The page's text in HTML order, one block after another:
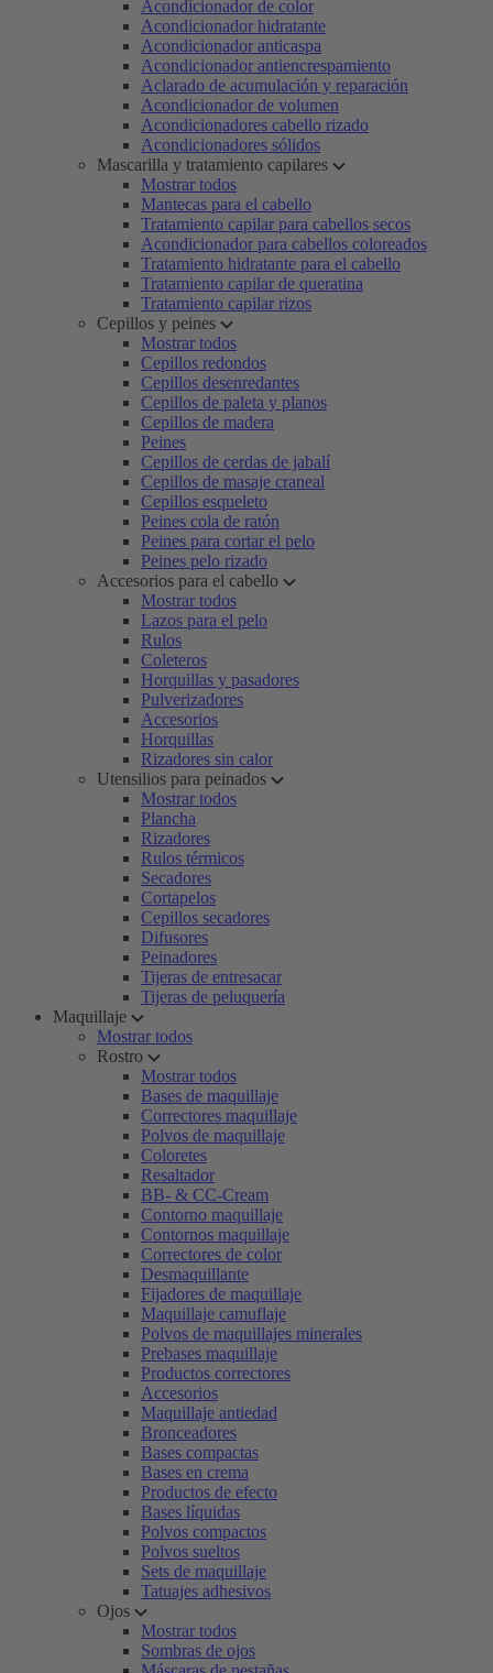
Acondicionador de color
Acondicionador hidratante
Acondicionador anticaspa
Acondicionador antiencrespamiento
Aclarado de acumulación y reparación
Acondicionador de volumen
Acondicionadores cabello rizado
Acondicionadores sólidos
Mascarilla y tratamiento capilares
Mostrar todos
Mantecas para el cabello
Tratamiento capilar para cabellos secos
Acondicionador para cabellos coloreados
Tratamiento hidratante para el cabello
Tratamiento capilar de queratina
Tratamiento capilar rizos
Cepillos y peines
Mostrar todos
Cepillos redondos
Cepillos desenredantes
Cepillos de paleta y planos
Cepillos de madera
Peines
Cepillos de cerdas de jabalí
Cepillos de masaje craneal
Cepillos esqueleto
Peines cola de ratón
Peines para cortar el pelo
Peines pelo rizado
Accesorios para el cabello
Mostrar todos
Lazos para el pelo
Rulos
Coleteros
Horquillas y pasadores
Pulverizadores
Accesorios
Horquillas
Rizadores sin calor
Utensilios para peinados
Mostrar todos
Plancha
Rizadores
Rulos térmicos
Secadores
Cortapelos
Cepillos secadores
Difusores
Peinadores
Tijeras de entresacar
Tijeras de peluquería
Maquillaje
Mostrar todos
Rostro
Mostrar todos
Bases de maquillaje
Correctores maquillaje
Polvos de maquillaje
Coloretes
Resaltador
BB- & CC-Cream
Contorno maquillaje
Contornos maquillaje
Correctores de color
Desmaquillante
Fijadores de maquillaje
Maquillaje camuflaje
Polvos de maquillajes minerales
Prebases maquillaje
Productos correctores
Accesorios
Maquillaje antiedad
Bronceadores
Bases compactas
Bases en crema
Productos de efecto
Bases líquidas
Polvos compactos
Polvos sueltos
Sets de maquillaje
Tatuajes adhesivos
Ojos
Mostrar todos
Sombras de ojos